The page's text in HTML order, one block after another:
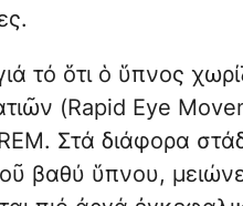
τό ὅτι ὁ ὕπνος
(Rapid Eye
Στά διάφορα
βαθύ ὕπνου,